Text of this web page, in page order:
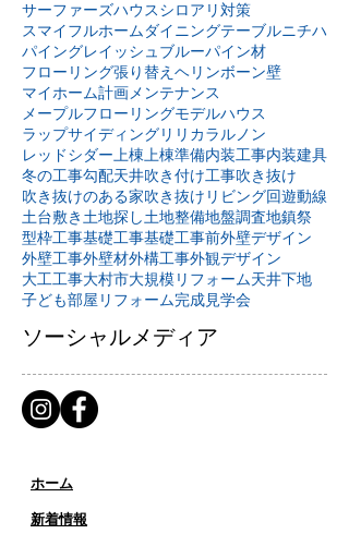
サーファーズハウスシロアリ対策
スマイフルホームダイニングテーブルニチハ
パイングレイッシュブルーパイン材
フローリング張り替え ヘリンボーン壁
マイホーム計画メンテナンス
メープルフローリングモデルハウス
ラップサイディングリリカラルノン
レッドシダー上棟上棟準備内装工事内装建具
冬の工事勾配天井吹き付け工事吹き抜け
吹き抜けのある家吹き抜けリビング回遊動線
土台敷き土地探し土地整備地盤調査地鎮祭
型枠工事基礎工事基礎工事前外壁デザイン
外壁工事外壁材外構工事外観デザイン
大工工事大村市大規模リフォーム天井下地
子ども部屋リフォーム完成見学会
ソーシャルメディア
ホーム
新着情報